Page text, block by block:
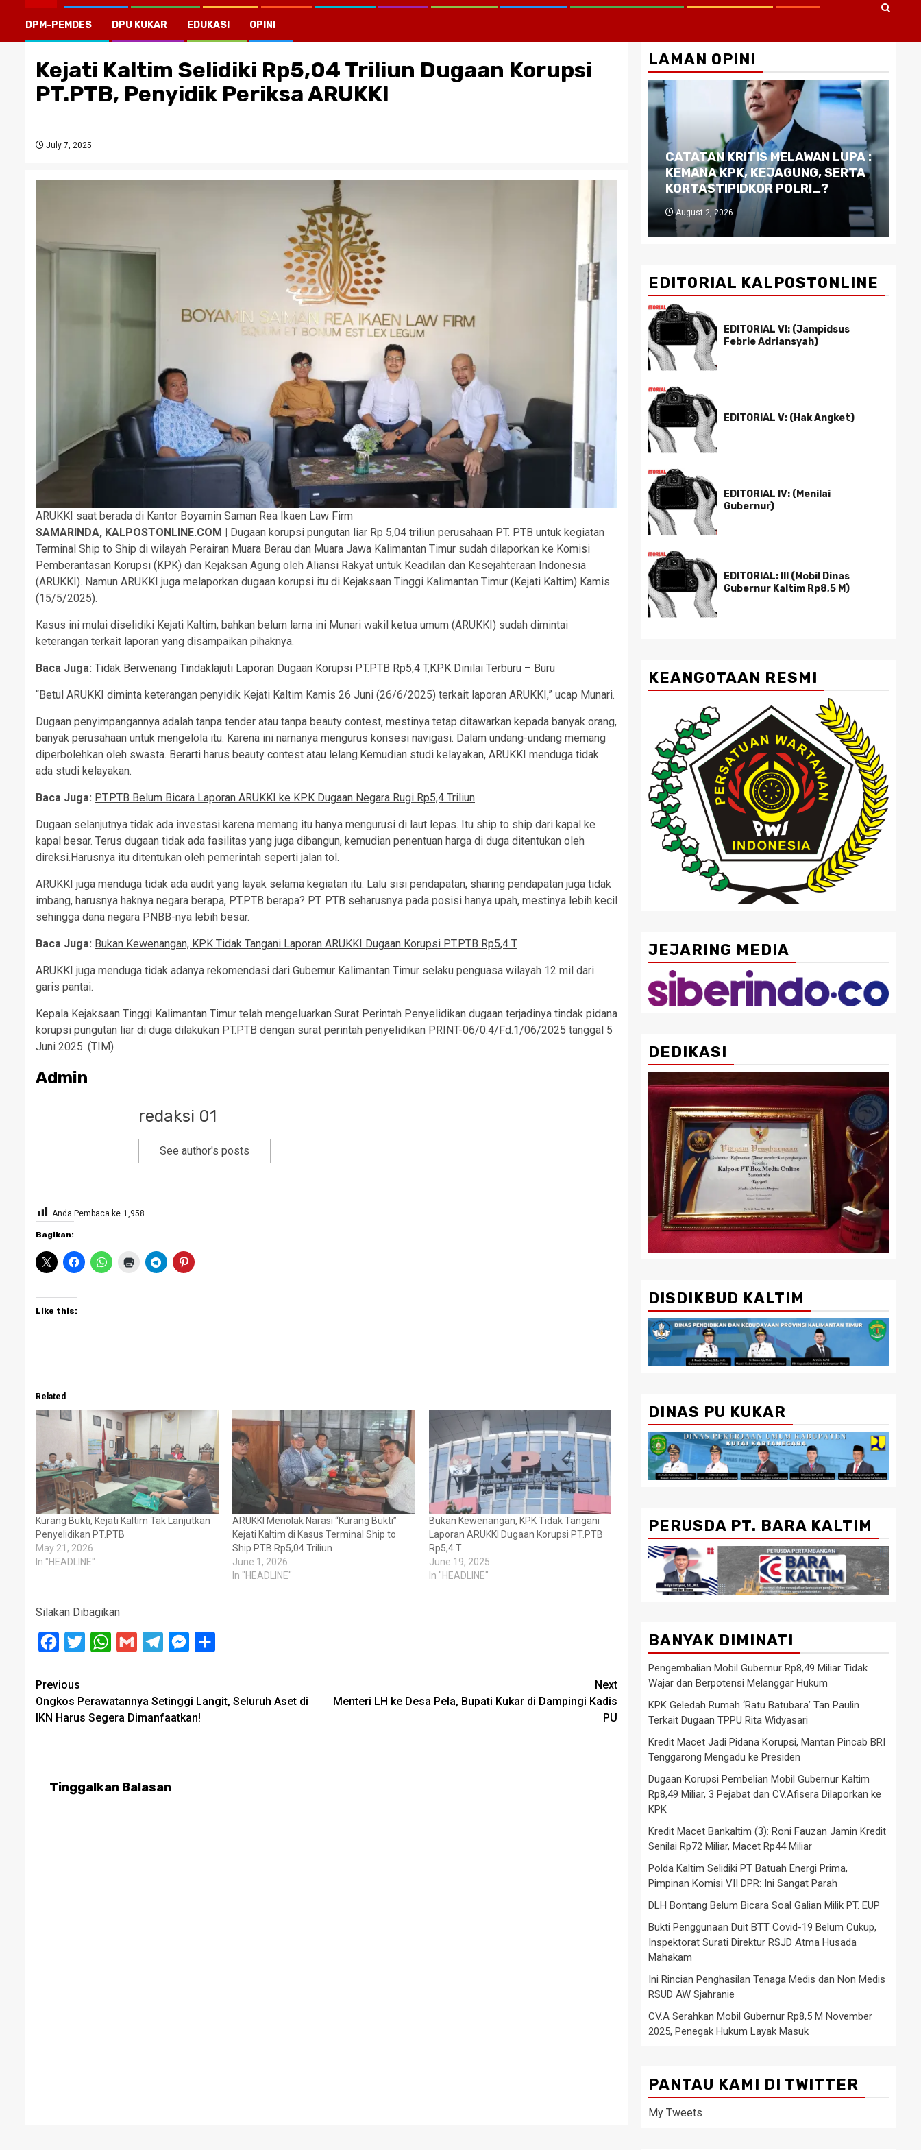
DPM-PEMDES DPU KUKAR EDUKASI OPINI
Kejati Kaltim Selidiki Rp5,04 Triliun Dugaan Korupsi
PT.PTB, Penyidik Periksa ARUKKI
July 7, 2025
ARUKKI saat berada di Kantor Boyamin Saman Rea Ikaen Law Firm
SAMARINDA, KALPOSTONLINE.COM | Dugaan korupsi pungutan liar Rp 5,04 triliun perusahaan PT. PTB untuk kegiatan
Terminal Ship to Ship di wilayah Perairan Muara Berau dan Muara Jawa Kalimantan Timur sudah dilaporkan ke Komisi
Pemberantasan Korupsi (KPK) dan Kejaksan Agung oleh Aliansi Rakyat untuk Keadilan dan Kesejahteraan Indonesia
(ARUKKI). Namun ARUKKI juga melaporkan dugaan korupsi itu di Kejaksaan Tinggi Kalimantan Timur (Kejati Kaltim) Kamis
(15/5/2025).
Kasus ini mulai diselidiki Kejati Kaltim, bahkan belum lama ini Munari wakil ketua umum (ARUKKI) sudah dimintai
keterangan terkait laporan yang disampaikan pihaknya.
Baca Juga: Tidak Berwenang Tindaklajuti Laporan Dugaan Korupsi PT.PTB Rp5,4 T,KPK Dinilai Terburu – Buru
“Betul ARUKKI diminta keterangan penyidik Kejati Kaltim Kamis 26 Juni (26/6/2025) terkait laporan ARUKKI,” ucap Munari.
Dugaan penyimpangannya adalah tanpa tender atau tanpa beauty contest, mestinya tetap ditawarkan kepada banyak orang,
banyak perusahaan untuk mengelola itu. Karena ini namanya mengurus konsesi navigasi. Dalam undang-undang memang
diperbolehkan oleh swasta. Berarti harus beauty contest atau lelang.Kemudian studi kelayakan, ARUKKI menduga tidak
ada studi kelayakan.
Baca Juga: PT.PTB Belum Bicara Laporan ARUKKI ke KPK Dugaan Negara Rugi Rp5,4 Triliun
Dugaan selanjutnya tidak ada investasi karena memang itu hanya mengurusi di laut lepas. Itu ship to ship dari kapal ke
kapal besar. Terus dugaan tidak ada fasilitas yang juga dibangun, kemudian penentuan harga di duga ditentukan oleh
direksi.Harusnya itu ditentukan oleh pemerintah seperti jalan tol.
ARUKKI juga menduga tidak ada audit yang layak selama kegiatan itu. Lalu sisi pendapatan, sharing pendapatan juga tidak
imbang, harusnya haknya negara berapa, PT.PTB berapa? PT. PTB seharusnya pada posisi hanya upah, mestinya lebih kecil
sehingga dana negara PNBB-nya lebih besar.
Baca Juga: Bukan Kewenangan, KPK Tidak Tangani Laporan ARUKKI Dugaan Korupsi PT.PTB Rp5,4 T
ARUKKI juga menduga tidak adanya rekomendasi dari Gubernur Kalimantan Timur selaku penguasa wilayah 12 mil dari
garis pantai.
Kepala Kejaksaan Tinggi Kalimantan Timur telah mengeluarkan Surat Perintah Penyelidikan dugaan terjadinya tindak pidana
korupsi pungutan liar di duga dilakukan PT.PTB dengan surat perintah penyelidikan PRINT-06/0.4/Fd.1/06/2025 tanggal 5
Juni 2025. (TIM)
Admin
redaksi 01
See author's posts
Anda Pembaca ke 1,958
Bagikan:
Like this:
Related
Kurang Bukti, Kejati Kaltim Tak Lanjutkan
Penyelidikan PT.PTB
May 21, 2026
In "HEADLINE"
ARUKKI Menolak Narasi “Kurang Bukti”
Kejati Kaltim di Kasus Terminal Ship to
Ship PTB Rp5,04 Triliun
June 1, 2026
In "HEADLINE"
Bukan Kewenangan, KPK Tidak Tangani
Laporan ARUKKI Dugaan Korupsi PT.PTB
Rp5,4 T
June 19, 2025
In "HEADLINE"
Silakan Dibagikan
Facebook
Twitter WhatsApp
Gmail TelegramMessenger
Post
navigation
Previous
Ongkos Perawatannya Setinggi Langit, Seluruh Aset di
IKN Harus Segera Dimanfaatkan!
Next
Menteri LH ke Desa Pela, Bupati Kukar di Dampingi Kadis
PU
Tinggalkan Balasan
LAMAN OPINI
CATATAN KRITIS MELAWAN LUPA :
KEMANA KPK, KEJAGUNG, SERTA
KORTASTIPIDKOR POLRI…?
August 2, 2026
EDITORIAL KALPOSTONLINE
EDITORIAL VI: (Jampidsus
Febrie Adriansyah)
EDITORIAL V: (Hak Angket)
EDITORIAL IV: (Menilai
Gubernur)
EDITORIAL: III (Mobil Dinas
Gubernur Kaltim Rp8,5 M)
KEANGOTAAN RESMI
JEJARING MEDIA
DEDIKASI
DISDIKBUD KALTIM
DINAS PU KUKAR
PERUSDA PT. BARA KALTIM
BANYAK DIMINATI
Pengembalian Mobil Gubernur Rp8,49 Miliar Tidak
Wajar dan Berpotensi Melanggar Hukum
KPK Geledah Rumah ‘Ratu Batubara’ Tan Paulin
Terkait Dugaan TPPU Rita Widyasari
Kredit Macet Jadi Pidana Korupsi, Mantan Pincab BRI
Tenggarong Mengadu ke Presiden
Dugaan Korupsi Pembelian Mobil Gubernur Kaltim
Rp8,49 Miliar, 3 Pejabat dan CV.Afisera Dilaporkan ke
KPK
Kredit Macet Bankaltim (3): Roni Fauzan Jamin Kredit
Senilai Rp72 Miliar, Macet Rp44 Miliar
Polda Kaltim Selidiki PT Batuah Energi Prima,
Pimpinan Komisi VII DPR: Ini Sangat Parah
DLH Bontang Belum Bicara Soal Galian Milik PT. EUP
Bukti Penggunaan Duit BTT Covid-19 Belum Cukup,
Inspektorat Surati Direktur RSJD Atma Husada
Mahakam
Ini Rincian Penghasilan Tenaga Medis dan Non Medis
RSUD AW Sjahranie
CV.A Serahkan Mobil Gubernur Rp8,5 M November
2025, Penegak Hukum Layak Masuk
PANTAU KAMI DI TWITTER
My Tweets